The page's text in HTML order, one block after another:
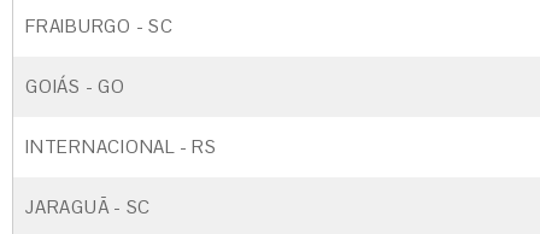
FRAIBURGO - SC
GOIÁS - GO
INTERNACIONAL - RS
JARAGUÃ - SC